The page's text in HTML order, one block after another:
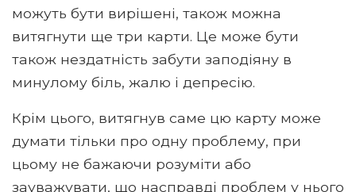
можуть бути вирішені, також можна
витягнути ще три карти. Це може бути
також нездатність забути заподіяну в
минулому біль, жалю і депресію.
Крім цього, витягнув саме цю карту може
думати тільки про одну проблему, при
цьому не бажаючи розуміти або
зауважувати, що насправді проблем у нього